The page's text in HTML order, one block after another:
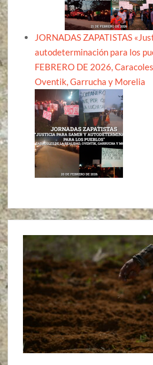
JORNADAS ZAPATISTAS
autodeterminación para los
FEBRERO DE 2026,
Oventik, Garrucha y Morelia